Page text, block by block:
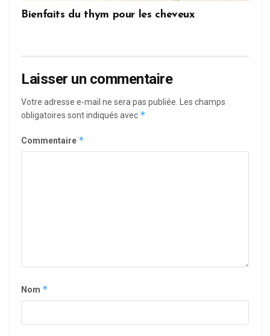
Bienfaits du thym pour les cheveux
Laisser un commentaire
Votre adresse e-mail ne sera pas publiée.
Les champs
obligatoires sont indiqués avec *
Commentaire *
Nom *